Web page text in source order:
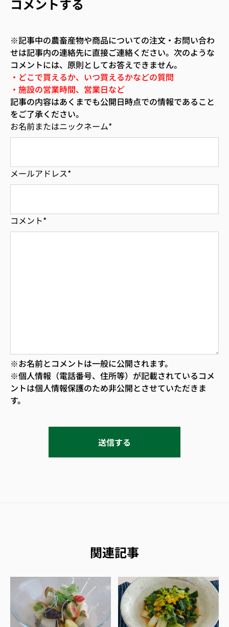
コメントする
※記事中の農畜産物や商品についての注文・お問い合わ
せは記事内の連絡先に直接ご連絡ください。次のような
コメントには、原則としてお答えできません。
・どこで買えるか、いつ買えるかなどの質問
・施設の営業時間、営業日など
記事の内容はあくまでも公開日時点での情報であること
をご了承ください。
お名前またはニックネーム*
メールアドレス*
コメント*
※お名前とコメントは一般に公開されます。
※個人情報（電話番号、住所等）が記載されているコメ
ントは個人情報保護のため非公開とさせていただきま
す。
関連記事